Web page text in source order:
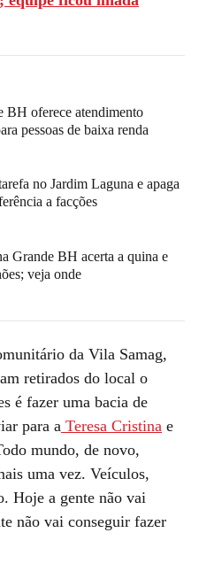
BH oferece atendimento
pessoas de baixa renda
no Jardim Laguna e apaga
a facções
Grande BH acerta a quina e
veja onde
da Vila Samag,
retirados do local o
é fazer uma bacia de
para a Teresa Cristina e
mundo, de novo,
uma vez. Veículos,
Hoje a gente não vai
não vai conseguir fazer